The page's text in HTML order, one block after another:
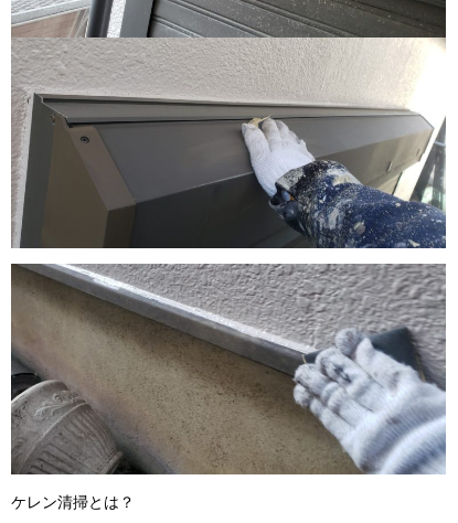
ケレン清掃とは？